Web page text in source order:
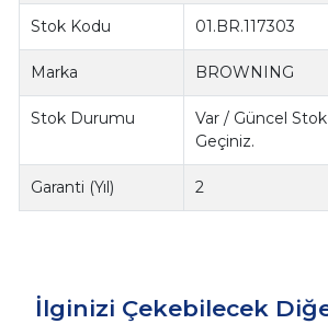
Stok Kodu 01.BR.117303
Marka BROWNING
Stok Durumu
Var / Güncel
Geçiniz.
Garanti (Yıl) 2
İlginizi Çekebilecek